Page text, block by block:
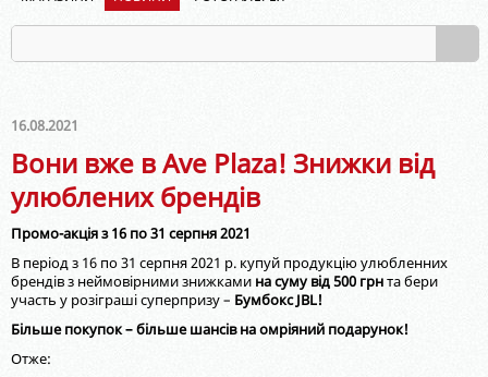
16.08.2021
Вони вже в Ave Plaza! Знижки від
улюблених брендів
Промо-акція з 16 по 31 серпня 2021
В період з 16 по 31 серпня 2021 р. купуй продукцію улюбленних
брендів з неймовірними знижками на суму від 500 грнта бери
участь у розіграші суперпризу – Бумбокс JBL!
Більше покупок – більше шансів на омріяний подарунок!
Отже: